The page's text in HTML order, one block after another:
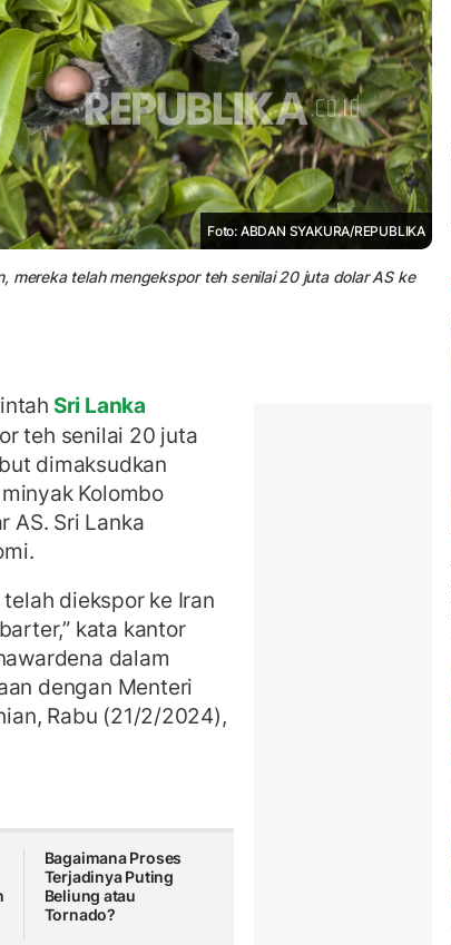
Foto: ABDAN SYAKURA/REPUBLIKA
mereka telah mengekspor teh senilai 20 juta dolar AS ke
Sri Lanka
teh senilai 20 juta
dimaksudkan
Kolombo
AS. Sri Lanka
diekspor ke Iran
kata kantor
dalam
dengan Menteri
Rabu (21/2/2024),
Bagaimana Proses
Terjadinya Puting
Beliung atau
Tornado?